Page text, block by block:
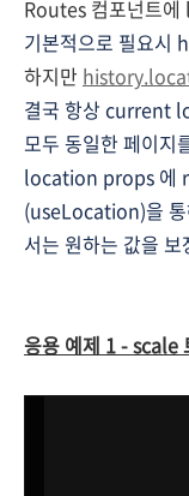
Routes 컴포넌트
기본적으로 필요
하지만
결국 항상 current
모두 동일한 페이지
location props 에
(useLocation)을
서는 원하는 값을
응용 예제 1 - scale